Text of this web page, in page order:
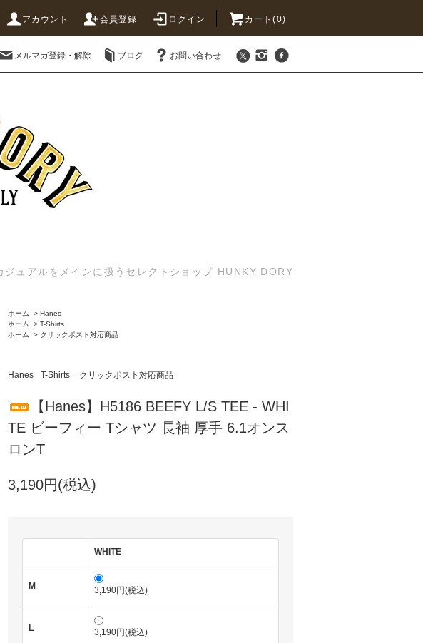
アカウント 会員登録 ログイン カート(0)
メルマガ登録・解除 ブログ お問い合わせ
ジュアルをメインに扱うセレクトショップ HUNKY DORY
ホーム > Hanes
ホーム
> T-Shirts
ホーム
> クリックポスト対応商品
Hanes T-Shirts クリックポスト対応商品
【Hanes】H5186 BEEFY L/S TEE - WHI
TE ビーフィー Tシャツ 長袖 厚手 6.1オンス
ロンT
3,190円(税込)
WHITE
M 3,190円(税込)
L 3,190円(税込)